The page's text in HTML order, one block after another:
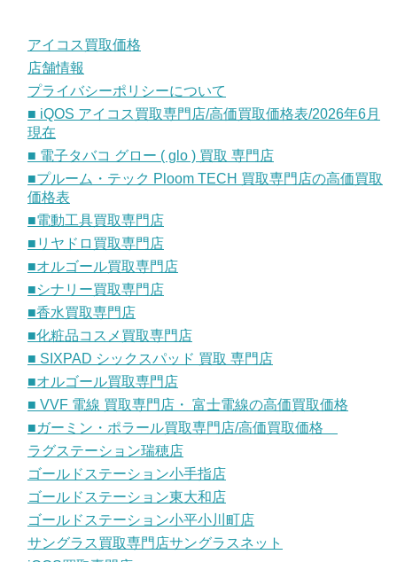
アイコス買取価格
店舗情報
プライバシーポリシーについて
■ iQOS アイコス買取専門店/高価買取価格表/2026年6月
現在
■ 電子タバコ グロー ( glo ) 買取 専門店
■プルーム・テック Ploom TECH 買取専門店の高価買取
価格表
■電動工具買取専門店
■リヤドロ買取専門店
■オルゴール買取専門店
■シナリー買取専門店
■香水買取専門店
■化粧品コスメ買取専門店
■ SIXPAD シックスパッド 買取 専門店
■オルゴール買取専門店
■ VVF 電線 買取専門店・ 富士電線の高価買取価格
■ガーミン・ポラール買取専門店/高価買取価格
ラグステーション瑞穂店
ゴールドステーション小手指店
ゴールドステーション東大和店
ゴールドステーション小平小川町店
サングラス買取専門店サングラスネット